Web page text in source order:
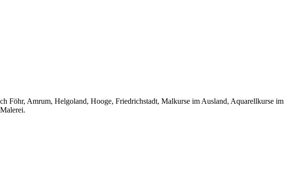
Amrum, Helgoland, Hooge, Friedrichstadt, Malkurse im Ausland, Aquarellkurse im